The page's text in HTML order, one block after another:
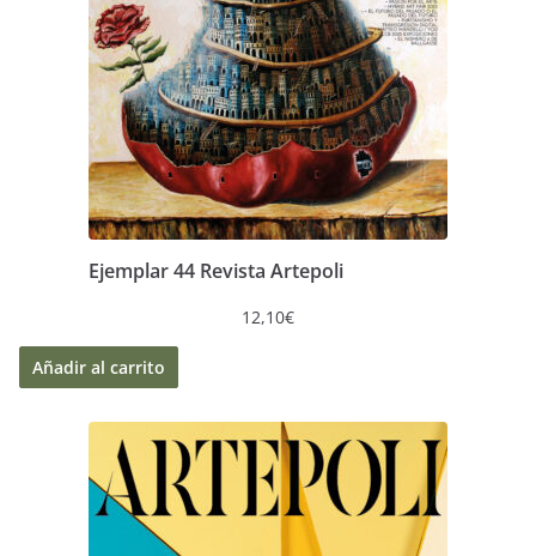
Ejemplar 44 Revista Artepoli
12,10€
Añadir al carrito